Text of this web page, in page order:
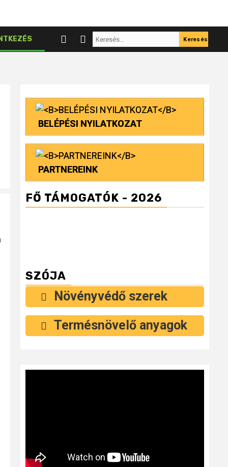
Keresés:
BELÉPÉSI NYILATKOZAT
PARTNEREINK
FŐ TÁMOGATÓK - 2026
SZÓJA
Növényvédő szerek
Termésnövelő anyagok